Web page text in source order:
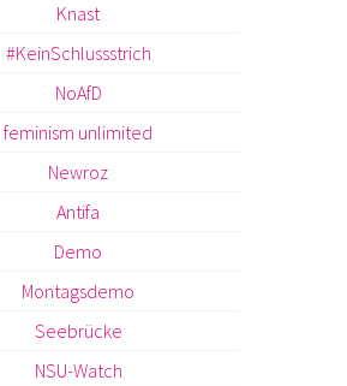
Knast
#KeinSchlussstrich
NoAfD
feminism unlimited
Newroz
Antifa
Demo
Montagsdemo
Seebrücke
NSU-Watch